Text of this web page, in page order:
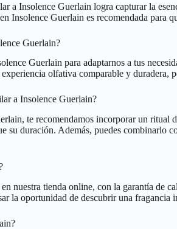
a Insolence Guerlain logra capturar la
Insolence Guerlain es recomendada para
Guerlain?
Guerlain para adaptarnos a tus
olfativa comparable y duradera,
a Insolence Guerlain?
te recomendamos incorporar un
duración. Además, puedes combinarlo
nuestra tienda online, con la garantía de
la oportunidad de descubrir una